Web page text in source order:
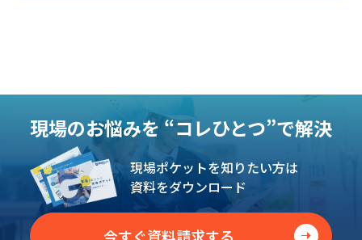
現場のお悩みを “コレひとつ”で解決
現場ポケットを知りたい方は
資料をダウンロード
今すぐ資料請求する